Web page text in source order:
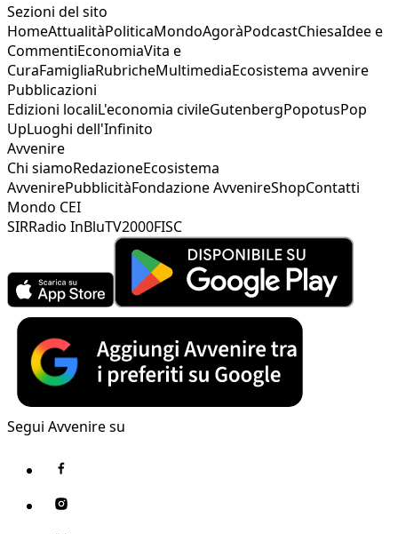
Sezioni del sito
HomeAttualitàPoliticaMondoAgoràPodcastChiesaIdee e
CommentiEconomiaVita e
CuraFamigliaRubricheMultimediaEcosistema avvenire
Pubblicazioni
Edizioni localiL'economia civileGutenbergPopotusPop
UpLuoghi dell'Infinito
Avvenire
Chi siamoRedazioneEcosistema
AvvenirePubblicitàFondazione AvvenireShopContatti
Mondo CEI
SIRRadio InBluTV2000FISC
Segui Avvenire su